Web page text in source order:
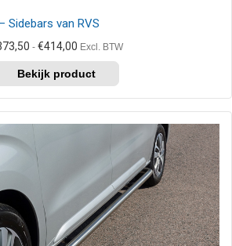
Sidebars van RVS
- €414,00 Prijsklasse:
tot
€414,00
Excl. BTW
product
heeft
meerdere
gekozen
worden
op
de